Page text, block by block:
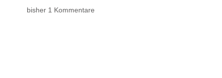
bisher 1 Kommentare